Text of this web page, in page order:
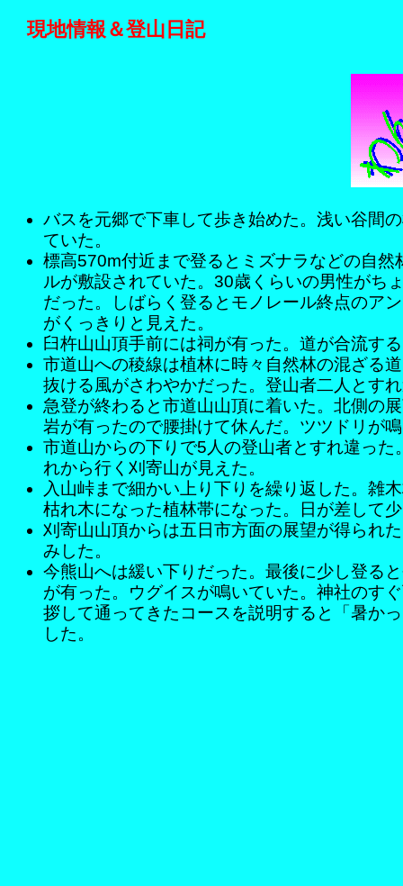
現地情報＆登山日記
バスを元郷で下車して歩き始めた。浅い谷間
ていた。
標高570m付近まで登るとミズナラなどの自
ルが敷設されていた。30歳くらいの男性がち
だった。しばらく登るとモノレール終点のア
がくっきりと見えた。
臼杵山山頂手前には祠が有った。道が合流す
市道山への稜線は植林に時々自然林の混ざる
抜ける風がさわやかだった。登山者二人とす
急登が終わると市道山山頂に着いた。北側の
岩が有ったので腰掛けて休んだ。ツツドリが
市道山からの下りで5人の登山者とすれ違っ
れから行く刈寄山が見えた。
入山峠まで細かい上り下りを繰り返した。雑
枯れ木になった植林帯になった。日が差して
刈寄山山頂からは五日市方面の展望が得られ
みした。
今熊山へは緩い下りだった。最後に少し登る
が有った。ウグイスが鳴いていた。神社のす
拶して通ってきたコースを説明すると「暑か
した。